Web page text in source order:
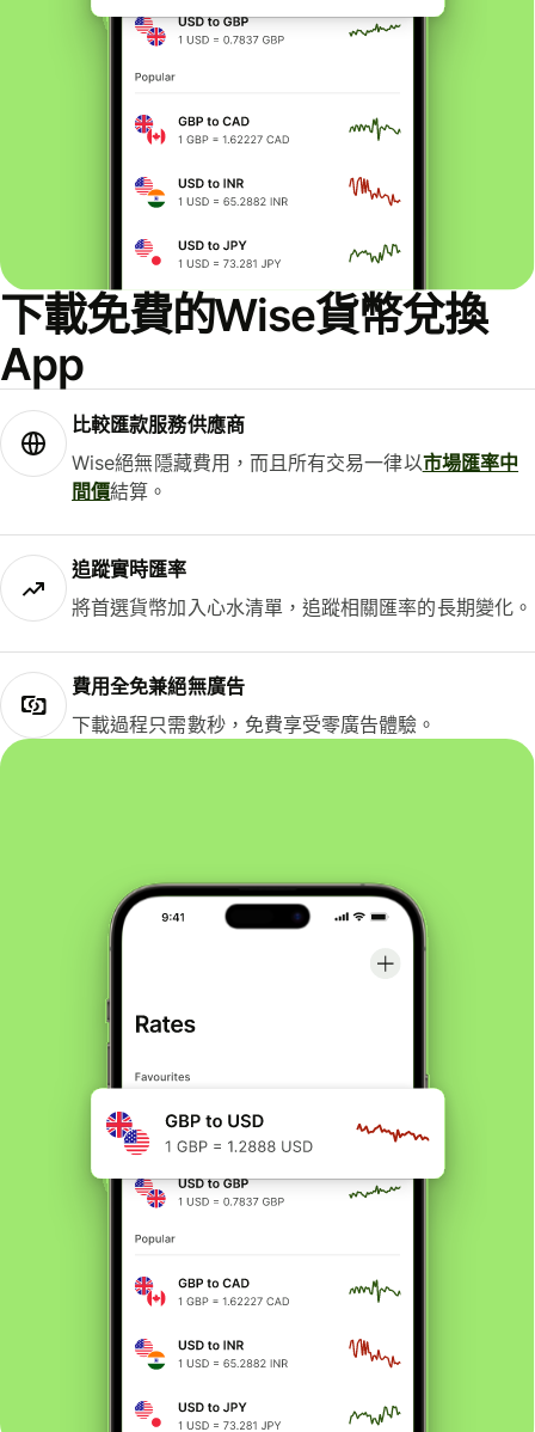
下載免費的Wise貨幣兌換
App
比較匯款服務供應商
Wise絕無隱藏費用，而且所有交易一律以市場匯率中
間價結算。
追蹤實時匯率
將首選貨幣加入心水清單，追蹤相關匯率的長期變化。
費用全免兼絕無廣告
下載過程只需數秒，免費享受零廣告體驗。